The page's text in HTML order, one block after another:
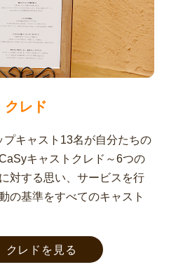
クレド
キャスト13名が自分たちの
キャストクレド～6つの
対する思い、サービスを行
の基準をすべてのキャスト
クレドを見る